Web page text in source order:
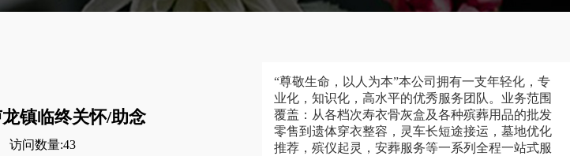
镇临终关怀/助念
访问数量:43
“尊敬生命，以人为本”本公司拥有一支年轻化，专
业化，知识化，高水平的优秀服务团队。业务范围
覆盖：从各档次寿衣骨灰盒及各种殡葬用品的批发
零售到遗体穿衣整容，灵车长短途接运，墓地优化
推荐，殡仪起灵，安葬服务等一系列全程一站式服